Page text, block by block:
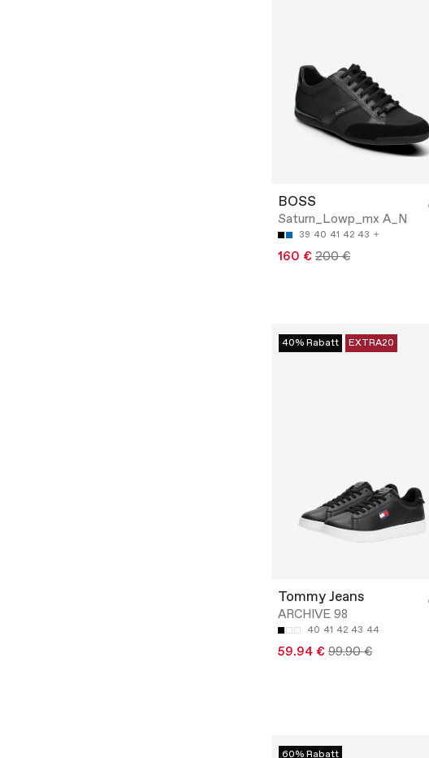
BOSS
Saturn_Lowp_mx A_N
39 40 41 42 43
160 € 200 €
40% Rabatt EXTRA20
Tommy Jeans
ARCHIVE 98
40 41 42 43 44
59.94 € 99.90 €
60% Rabatt